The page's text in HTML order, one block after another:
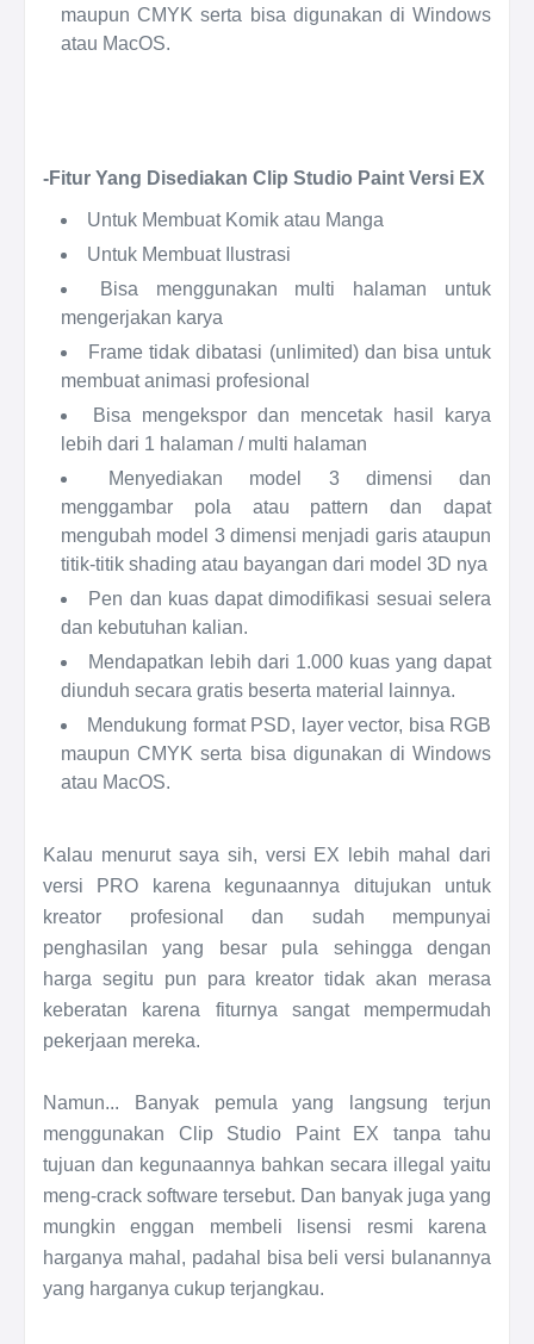
maupun CMYK serta bisa digunakan di Windows
atau MacOS.
-Fitur Yang Disediakan Clip Studio Paint Versi EX
Untuk Membuat Komik atau Manga
Untuk Membuat Ilustrasi
Bisa menggunakan multi halaman untuk
mengerjakan karya
Frame tidak dibatasi (unlimited) dan bisa untuk
membuat animasi profesional
Bisa mengekspor dan mencetak hasil karya
lebih dari 1 halaman / multi halaman
Menyediakan model 3 dimensi dan
menggambar pola atau pattern dan dapat
mengubah model 3 dimensi menjadi garis ataupun
titik-titik shading atau bayangan dari model 3D nya
Pen dan kuas dapat dimodifikasi sesuai selera
dan kebutuhan kalian.
Mendapatkan lebih dari 1.000 kuas yang dapat
diunduh secara gratis beserta material lainnya.
Mendukung format PSD, layer vector, bisa RGB
maupun CMYK serta bisa digunakan di Windows
atau MacOS.
Kalau menurut saya sih, versi EX lebih mahal dari
versi PRO karena kegunaannya ditujukan untuk
kreator profesional dan sudah mempunyai
penghasilan yang besar pula sehingga dengan
harga segitu pun para kreator tidak akan merasa
keberatan karena fiturnya sangat mempermudah
pekerjaan mereka.
Namun... Banyak pemula yang langsung terjun
menggunakan Clip Studio Paint EX tanpa tahu
tujuan dan kegunaannya bahkan secara illegal yaitu
meng-crack software tersebut. Dan banyak juga yang
mungkin enggan membeli lisensi resmi karena
harganya mahal, padahal bisa beli versi bulanannya
yang harganya cukup terjangkau.